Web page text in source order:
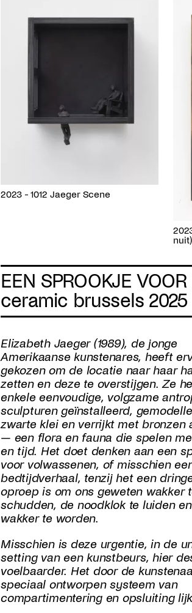
2023 - 1012 Jaeger Scene
EEN SPROOKJE
ceramic brussels 2025
Elizabeth Jaeger (1989), de jonge
Amerikaanse kunstenares, heeft
gekozen om de locatie naar haar
zetten en deze te overstijgen. Ze
enkele eenvoudige, volgzame
sculpturen geïnstalleerd,
zwarte klei en verrijkt met bronzen
— een flora en fauna die spelen
en tijd. Het doet denken aan een
voor volwassenen, of misschien
bedtijdverhaal, tenzij het een
oproep is om ons geweten wakker
schudden, de noodklok te luiden
wakker te worden.
Misschien is deze urgentie, in de
setting van een kunstbeurs, hier
voelbaarder. Het door de
speciaal ontworpen systeem van
compartimentering en opsluiting